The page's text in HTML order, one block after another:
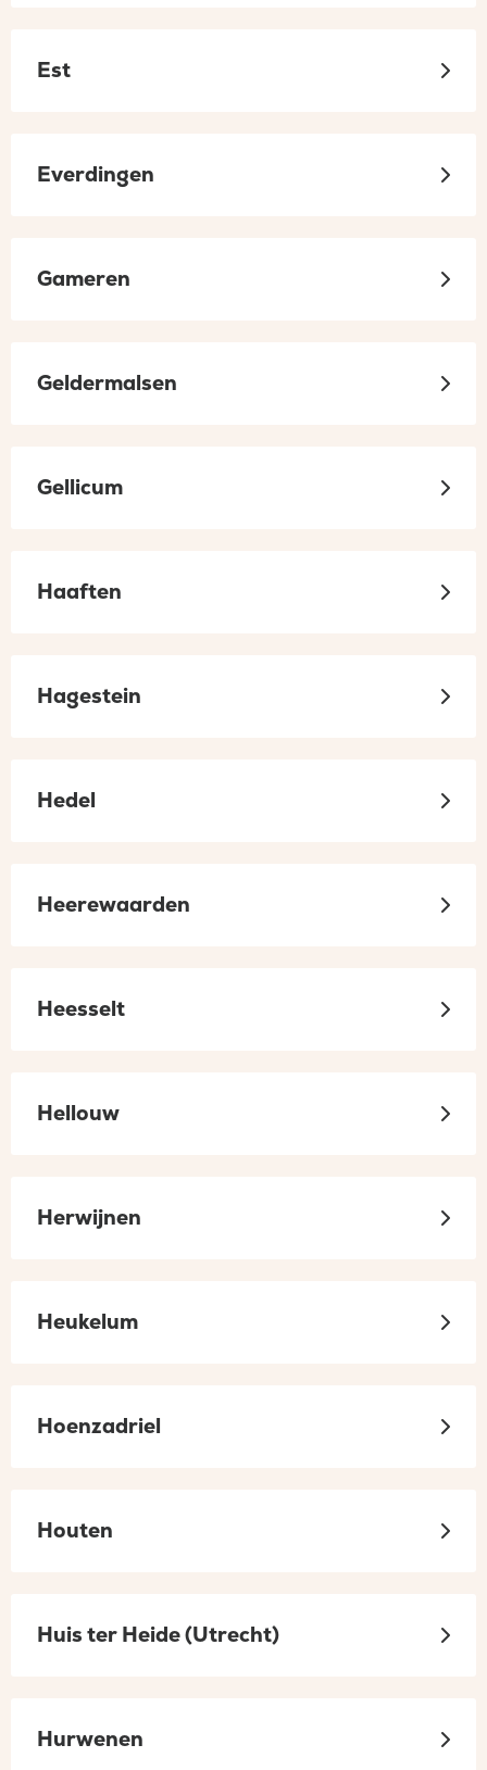
Est
Everdingen
Gameren
Geldermalsen
Gellicum
Haaften
Hagestein
Hedel
Heerewaarden
Heesselt
Hellouw
Herwijnen
Heukelum
Hoenzadriel
Houten
Huis ter Heide (Utrecht)
Hurwenen